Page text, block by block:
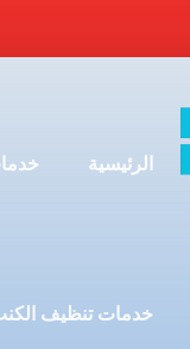
الرئيسية
خدمات تنظيف